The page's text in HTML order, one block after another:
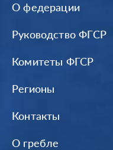
О федерации
Руководство ФГСР
Комитеты ФГСР
Регионы
Контакты
О гребле